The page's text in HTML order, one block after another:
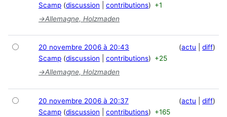
Scamp discussion contributions
+1
→Allemagne, Holzmaden
actu diff
20 novembre 2006 à 20:43
Scamp discussion contributions
+25
→Allemagne, Holzmaden
actu diff
20 novembre 2006 à 20:37
Scamp discussion contributions
+165